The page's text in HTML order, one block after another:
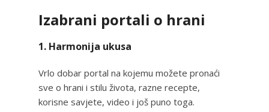
Izabrani portali o hrani
1. Harmonija ukusa
Vrlo dobar portal na kojemu možete pronaći
sve o hrani i stilu života, razne recepte,
korisne savjete, video i još puno toga.